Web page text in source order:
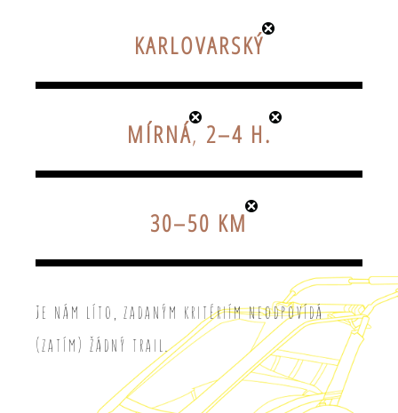
KARLOVARSKÝ
MÍRNÁ, 2–4 H.
30–50 KM
Je nám líto, zadaným kritériím neodpovídá
(zatím) žádný trail.